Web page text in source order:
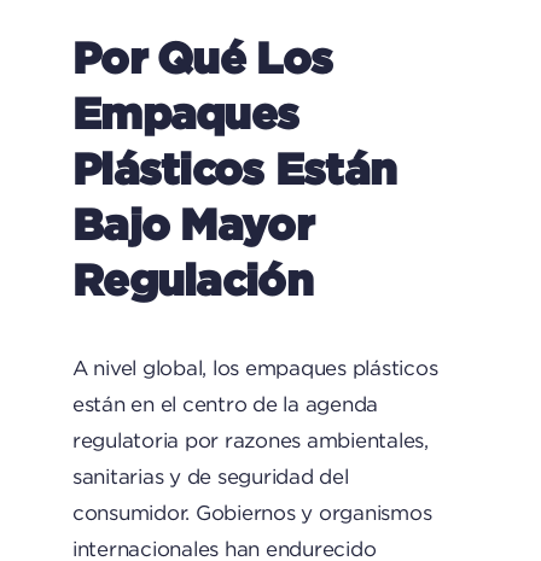
Por Qué Los
Empaques
Plásticos Están
Bajo Mayor
Regulación
A nivel global, los empaques plásticos
están en el centro de la agenda
regulatoria por razones ambientales,
sanitarias y de seguridad del
consumidor. Gobiernos y organismos
internacionales han endurecido